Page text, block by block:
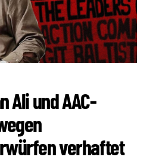
Ali und AAC-
verhaftet